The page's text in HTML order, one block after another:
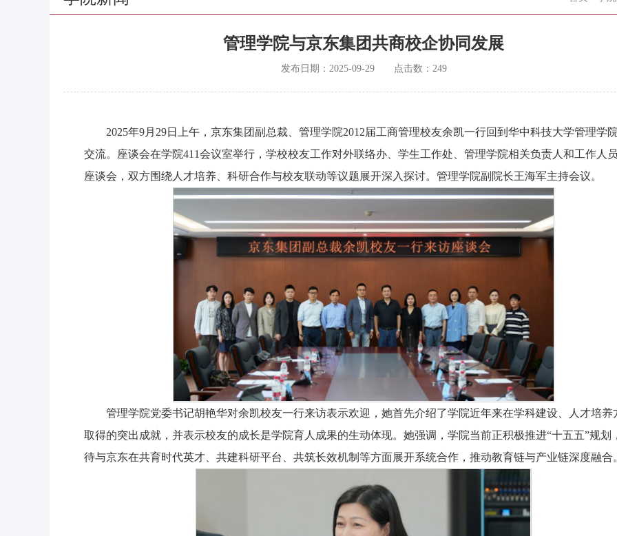
管理学院与京东集团共商校企协同发展
发布日期： 2025-09-29 点击数： 249
2025年9月29日上午，京东集团副总裁、管理学院2012届工商管理校友余凯一行回到华中科技大学管理学
交流。座谈会在学院411会议室举行，学校校友工作对外联络办、学生工作处、管理学院相关负责人和工作人
座谈会，双方围绕人才培养、科研合作与校友联动等议题展开深入探讨。管理学院副院长王海军主持会议。
管理学院党委书记胡艳华对余凯校友一行来访表示欢迎，她首先介绍了学院近年来在学科建设、人才培养
取得的突出成就，并表示校友的成长是学院育人成果的生动体现。她强调，学院当前正积极推进“十五五”规划
待与京东在共育时代英才、共建科研平台、共筑长效机制等方面展开系统合作，推动教育链与产业链深度融合